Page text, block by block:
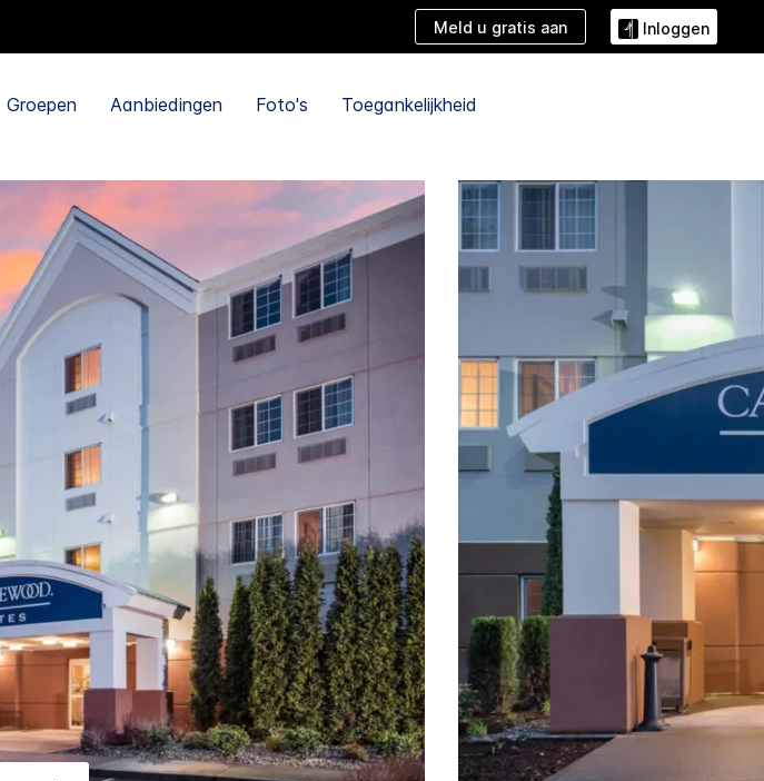
Meld u gratis aan Inloggen
Groepen Aanbiedingen Foto's Toegankelijkheid